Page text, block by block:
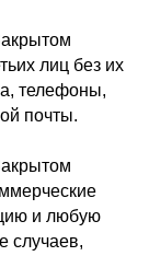
лиц без их
телефоны,
почты.
и любую
случаев,